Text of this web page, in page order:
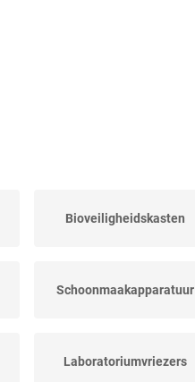
Bioveiligheidskasten
Schoonmaakapparatuur
Laboratoriumvriezers